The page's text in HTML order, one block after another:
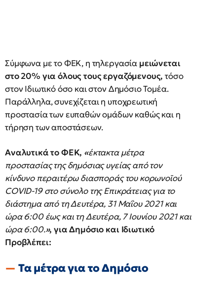
Σύμφωνα με το ΦΕΚ, η τηλεργασία μειώνεται
στο 20% για όλους τους εργαζόμενους, τόσο
στον Ιδιωτικό όσο και στον Δημόσιο Τομέα.
Παράλληλα, συνεχίζεται η υποχρεωτική
προστασία των ευπαθών ομάδων καθώς και η
τήρηση των αποστάσεων.
Αναλυτικά το ΦΕΚ, «έκτακτα μέτρα
προστασίας της δημόσιας υγείας από τον
κίνδυνο περαιτέρω διασποράς του κορωνοϊού
COVID-19 στο σύνολο της Επικράτειας για το
διάστημα από τη Δευτέρα, 31 Μαΐου 2021 και
ώρα 6:00 έως και τη Δευτέρα, 7 Ιουνίου 2021 και
ώρα 6:00.», για Δημόσιο και Ιδιωτικό
Προβλέπει:
Τα μέτρα για το Δημόσιο